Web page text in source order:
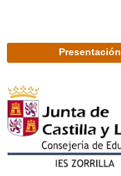
Presentación